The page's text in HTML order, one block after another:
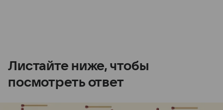
Листайте ниже, чтобы
посмотреть ответ